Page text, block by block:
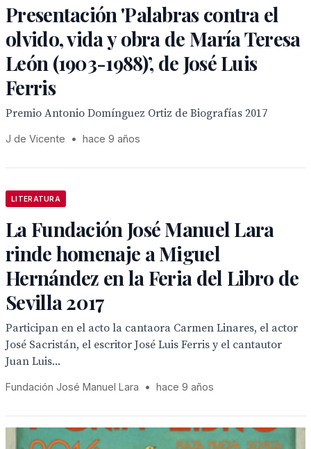
Presentación 'Palabras contra el
olvido, vida y obra de María Teresa
León (1903-1988)’, de José Luis
Ferris
Premio Antonio Domínguez Ortiz de Biografías 2017
J de Vicente • hace 9 años
LITERATURA
La Fundación José Manuel Lara
rinde homenaje a Miguel
Hernández en la Feria del Libro de
Sevilla 2017
Participan en el acto la cantaora Carmen Linares, el actor
José Sacristán, el escritor José Luis Ferris y el cantautor
Juan Luis...
Fundación José Manuel Lara • hace 9 años